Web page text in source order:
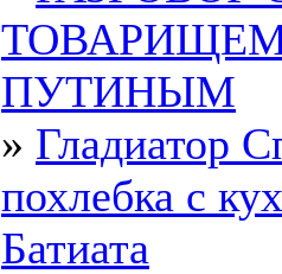
ПУТИНЫМ
» Гладиатор
похлебка с
Батиата